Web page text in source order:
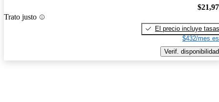
Trato justo
El precio incluye tasas
$432/mes
Verif. disponibilidad